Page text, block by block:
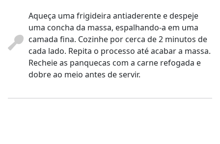
Aqueça uma frigideira antiaderente e despeje
uma concha da massa, espalhando-a em uma
camada fina. Cozinhe por cerca de 2 minutos de
cada lado. Repita o processo até acabar a massa.
Recheie as panquecas com a carne refogada e
dobre ao meio antes de servir.